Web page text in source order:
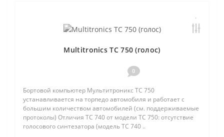
Multitronics TC 750 (голос)
0
Бортовой компьютер Мультитроникс TC 750
устанавливается на торпедо автомобиля и работает с
большим количеством автомобилей (см. поддерживаемые
протоколы) Отличия TC 740 от модели TC 750: отсутствие
голосового синтезатора (модель TC 740 ..